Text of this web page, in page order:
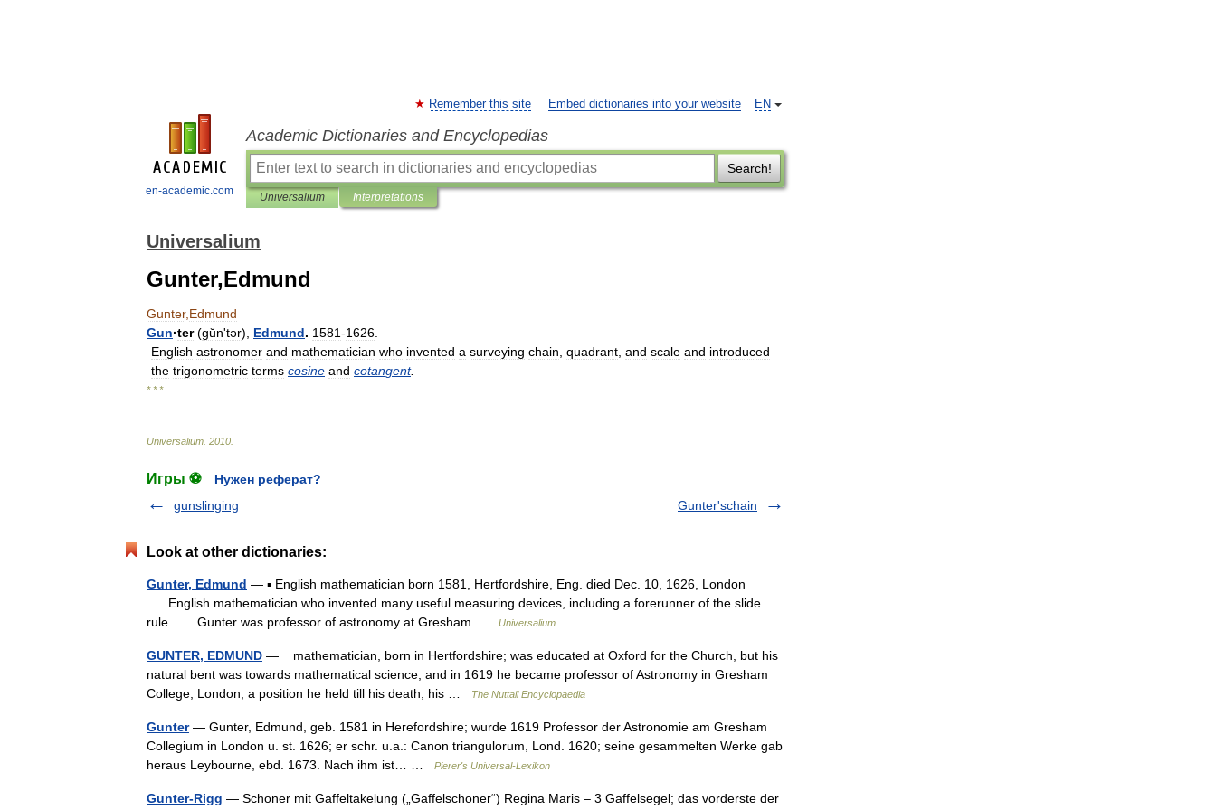
en-academic.com
EN
Remember this site Embed dictionaries into your website
Academic Dictionaries and Encyclopedias
Search!
Universalium Interpretations
Universalium
Gunter,Edmund
Gunter, Edmund
Gun·ter(gŭnʹtər), Edmund. 1581-1626
English astronomer and mathematician who invented a surveying chain quadrant and scale and introduced
the trigonometric terms cosine and cotangent.
* * *
Universalium 2010
Игры ⚽
Нужен реферат?
gunslinging
Gunter'schain
Look at other dictionaries:
Gunter, Edmund — ▪ English mathematician born 1581, Hertfordshire, Eng. died Dec. 10, 1626, London
English mathematician who invented many useful measuring devices, including a forerunner of the slide
rule. Gunter was professor of astronomy at Gresham …
Universalium
GUNTER, EDMUND — mathematician, born in Hertfordshire; was educated at Oxford for the Church, but his
natural bent was towards mathematical science, and in 1619 he became professor of Astronomy in Gresham
College, London, a position he held till his death; his …
The Nuttall Encyclopaedia
Gunter— Gunter, Edmund, geb. 1581 in Herefordshire; wurde 1619 Professor der Astronomie am Gresham
Collegium in London u. st. 1626; er schr. u.a.: Canon triangulorum, Lond. 1620; seine gesammelten Werke gab
heraus Leybourne, ebd. 1673. Nach ihm ist… …
Pierer's Universal-Lexikon
Gunter-Rigg — Schoner mit Gaffeltakelung („Gaffelschoner“) Regina Maris – 3 Gaffelsegel; das vorderste der